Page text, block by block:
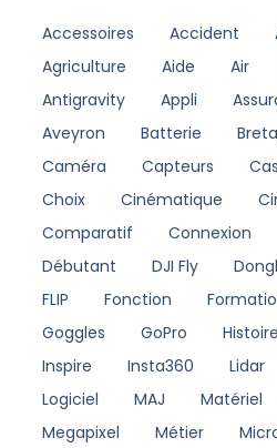
Accessoires Accident
Agriculture
Aide Air
Antigravity
Appli
Aveyron
Batterie
Caméra
Capteurs
Choix
Cinématique
Comparatif
Connexion
Débutant
DJI Fly
FLIP
Fonction
Goggles
GoPro Histoire
Inspire
Insta360 Lidar
Logiciel
MAJ Matériel
Megapixel
Métier